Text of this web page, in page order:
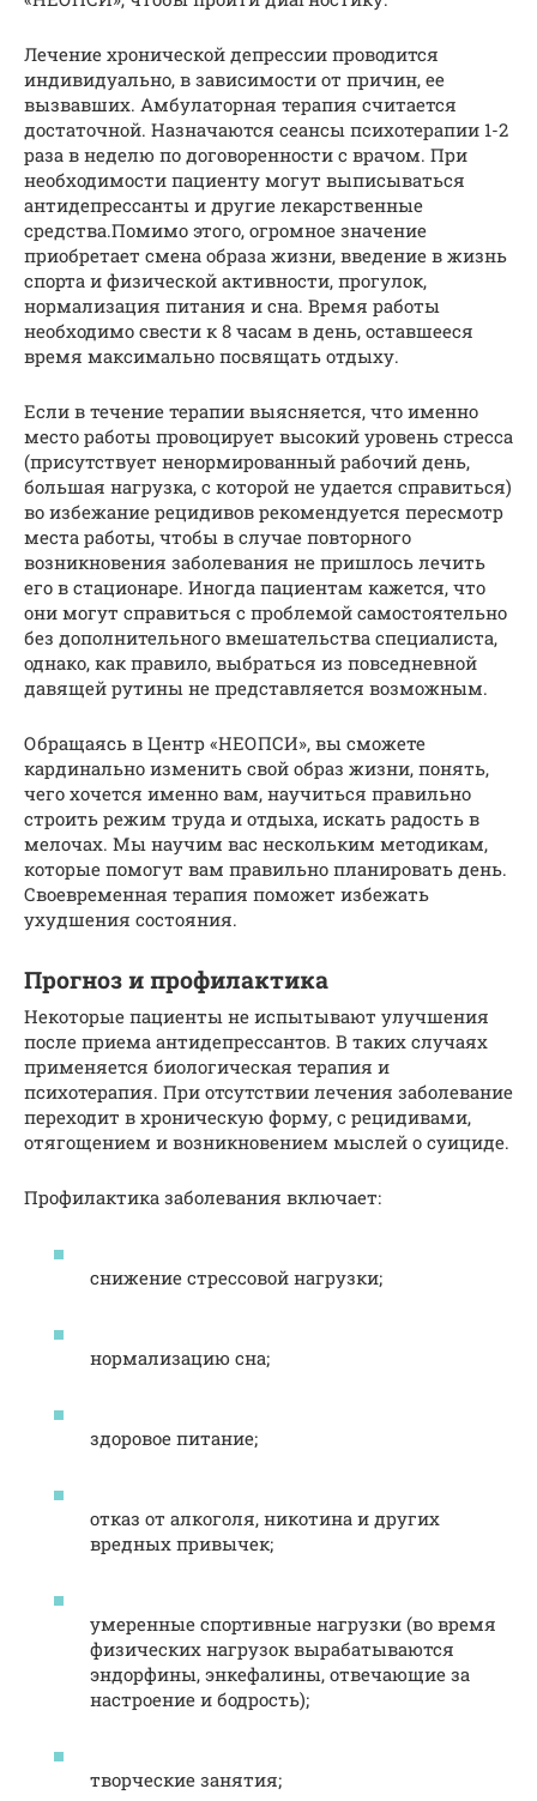
Лечение хронической депрессии проводится
индивидуально, в зависимости от причин, ее
вызвавших. Амбулаторная терапия считается
достаточной. Назначаются сеансы психотерапии 1-2
раза в неделю по договоренности с врачом. При
необходимости пациенту могут выписываться
антидепрессанты и другие лекарственные
средства.Помимо этого, огромное значение
приобретает смена образа жизни, введение в жизнь
спорта и физической активности, прогулок,
нормализация питания и сна. Время работы
необходимо свести к 8 часам в день, оставшееся
время максимально посвящать отдыху.
Если в течение терапии выясняется, что именно
место работы провоцирует высокий уровень стресса
(присутствует ненормированный рабочий день,
большая нагрузка, с которой не удается справиться)
во избежание рецидивов рекомендуется пересмотр
места работы, чтобы в случае повторного
возникновения заболевания не пришлось лечить
его в стационаре. Иногда пациентам кажется, что
они могут справиться с проблемой самостоятельно
без дополнительного вмешательства специалиста,
однако, как правило, выбраться из повседневной
давящей рутины не представляется возможным.
Обращаясь в Центр «НЕОПСИ», вы сможете
кардинально изменить свой образ жизни, понять,
чего хочется именно вам, научиться правильно
строить режим труда и отдыха, искать радость в
мелочах. Мы научим вас нескольким методикам,
которые помогут вам правильно планировать день.
Своевременная терапия поможет избежать
ухудшения состояния.
Прогноз и профилактика
Некоторые пациенты не испытывают улучшения
после приема антидепрессантов. В таких случаях
применяется биологическая терапия и
психотерапия. При отсутствии лечения заболевание
переходит в хроническую форму, с рецидивами,
отягощением и возникновением мыслей о суициде.
Профилактика заболевания включает:
снижение стрессовой нагрузки;
нормализацию сна;
здоровое питание;
отказ от алкоголя, никотина и других
вредных привычек;
умеренные спортивные нагрузки (во время
физических нагрузок вырабатываются
эндорфины, энкефалины, отвечающие за
настроение и бодрость);
творческие занятия;